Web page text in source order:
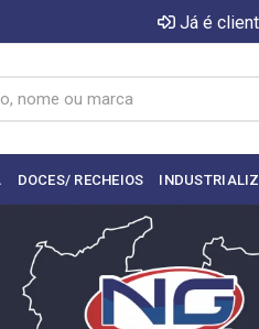
Já é
DOCES/ RECHEIOS